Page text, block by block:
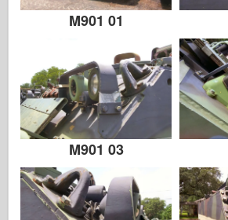
Legende
Tamiya
Tristar
Trompettist
Zvezda
Albums-foto's
Rond te lopen
Boeken
M901 01
M901 03